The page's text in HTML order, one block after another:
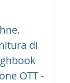
di
OTT -